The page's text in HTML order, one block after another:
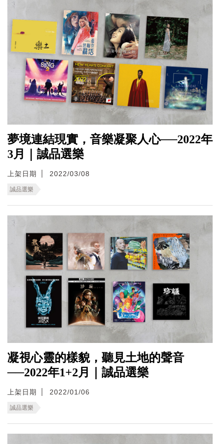
夢境連結現實，音樂凝聚人心──2022年
3月｜誠品選樂
上架日期 2022/03/08
誠品選樂
凝視心靈的樣貌，聽見土地的聲音
──2022年1+2月｜誠品選樂
上架日期 2022/01/06
誠品選樂